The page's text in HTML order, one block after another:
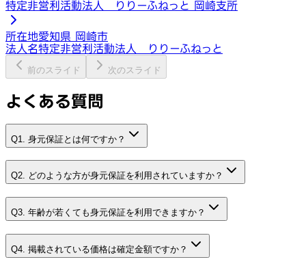
特定非営利活動法人 りりーふねっと 岡崎支所
所在地愛知県 岡崎市
法人名特定非営利活動法人 りりーふねっと
前のスライド 次のスライド
よくある質問
Q1. 身元保証とは何ですか？
Q2. どのような方が身元保証を利用されていますか？
Q3. 年齢が若くても身元保証を利用できますか？
Q4. 掲載されている価格は確定金額ですか？